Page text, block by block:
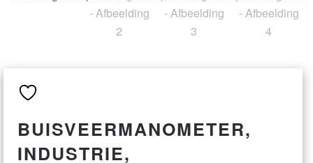
BUISVEERMANOMETER,
INDUSTRIE,